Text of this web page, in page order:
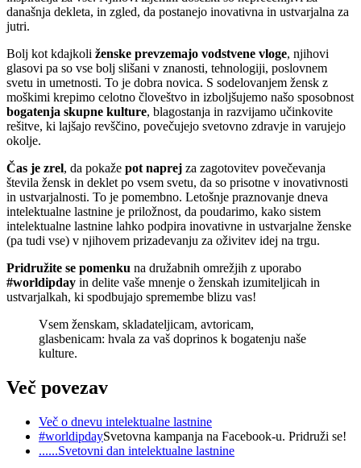
današnja dekleta, in zgled, da postanejo inovativna in ustvarjalna za
jutri.
Bolj kot kdajkoli ženske prevzemajo vodstvene vloge, njihovi
glasovi pa so vse bolj slišani v znanosti, tehnologiji, poslovnem
svetu in umetnosti. To je dobra novica. S sodelovanjem žensk z
moškimi krepimo celotno človeštvo in izboljšujemo našo sposobnost
bogatenja skupne kulture, blagostanja in razvijamo učinkovite
rešitve, ki lajšajo revščino, povečujejo svetovno zdravje in varujejo
okolje.
Čas je zrel, da pokaže pot naprej za zagotovitev povečevanja
števila žensk in deklet po vsem svetu, da so prisotne v inovativnosti
in ustvarjalnosti. To je pomembno. Letošnje praznovanje dneva
intelektualne lastnine je priložnost, da poudarimo, kako sistem
intelektualne lastnine lahko podpira inovativne in ustvarjalne ženske
(pa tudi vse) v njihovem prizadevanju za oživitev idej na trgu.
Pridružite se pomenku na družabnih omrežjih z uporabo
#worldipday in delite vaše mnenje o ženskah izumiteljicah in
ustvarjalkah, ki spodbujajo spremembe blizu vas!
Vsem ženskam, skladateljicam, avtoricam,
glasbenicam: hvala za vaš doprinos k bogatenju naše
kulture.
Več povezav
Več o dnevu intelektualne lastnine
#worldipdaySvetovna kampanja na Facebook-u. Pridruži se!
......Svetovni dan intelektualne lastnine